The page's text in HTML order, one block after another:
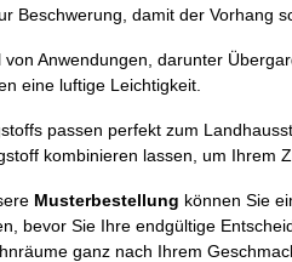
Beschwerung, damit der Vorhang
Anwendungen, darunter
eine luftige Leichtigkeit.
passen perfekt zum
kombinieren lassen, um Ihrem
Musterbestellung können Sie
bevor Sie Ihre endgültige
ganz nach Ihrem